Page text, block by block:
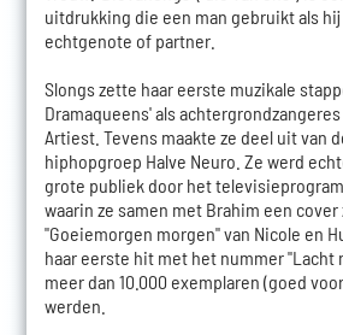
uitdrukking die een man gebruikt als
echtgenote of partner.
Slongs zette haar eerste muzikale
Dramaqueens' als
Artiest. Tevens maakte ze deel uit van
hiphopgroep Halve Neuro. Ze werd
grote publiek door het
waarin ze samen met Brahim een cover
"Goeiemorgen morgen" van Nicole en
haar eerste hit met het nummer "Lacht
meer dan 10.000 exemplaren (goed
werden.